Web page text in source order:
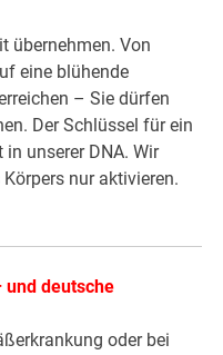
übernehmen. Von
eine blühende
– Sie dürfen
Der Schlüssel für ein
in unserer DNA. Wir
nur aktivieren.
und deutsche
oder bei